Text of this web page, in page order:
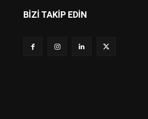
BİZİ TAKİP EDİN